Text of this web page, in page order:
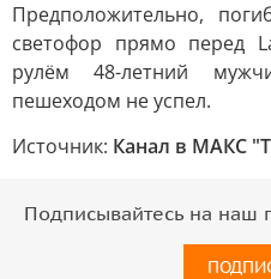
Предположительно,
светофор прямо перед
рулём 48-летний
пешеходом не успел.
Источник: Канал в МАКС
Подписывайтесь на наш